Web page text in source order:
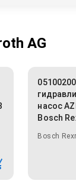
AG
насос
Bosch
Bosch